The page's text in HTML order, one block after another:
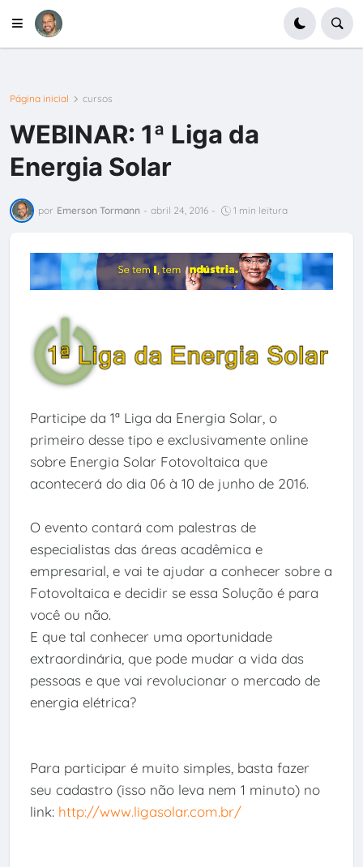
Página inicial cursos
WEBINAR: 1ª Liga da
Energia Solar
por Emerson Tormann - abril 24, 2016 - 1 min leitura
Participe da 1ª Liga da Energia Solar, o
primeiro desse tipo e exclusivamente online
sobre Energia Solar Fotovoltaica que
acontecerá do dia 06 à 10 de junho de 2016.
O evento contará com palestras de
especialistas das áreas acadêmica e
empresarial, e vai te ajudar a conhecer sobre a
Fotovoltaica e decidir se essa Solução é para
você ou não.
E que tal conhecer uma oportunidade
extraordinária, que pode mudar a vida das
pessoas e que vai revolucionar o mercado de
energia elétrica?
Para participar é muito simples, basta fazer
seu cadastro (isso não leva nem 1 minuto) no
link: http://www.ligasolar.com.br/